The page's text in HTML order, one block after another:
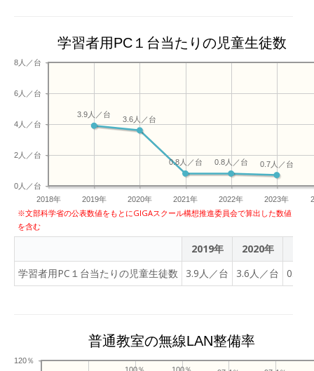
学習者用PC１台当たりの児童生徒数
2018年 2019年 2020年 2021年 2022年 2023年
0人／台
2人／台
4人／台
6人／台
8人／台
0.7人／台
0.8人／台
0.8人／台
3.6人／台
3.9人／台
※文部科学省の公表数値をもとにGIGAスクール構想推進委員会で算出した数値
を含む
2019年 2020年
学習者用PC１台当たりの児童生徒数
3.9人／台 3.6人／台 0.8人
普通教室の無線LAN整備率
120％